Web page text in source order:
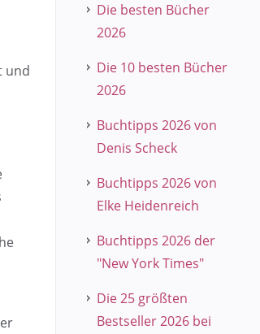
und
Die besten Bücher
2026
Die 10 besten Bücher
2026
Buchtipps 2026 von
Denis Scheck
Buchtipps 2026 von
Elke Heidenreich
Buchtipps 2026 der
"New York Times"
Die 25 größten
Bestseller 2026 bei